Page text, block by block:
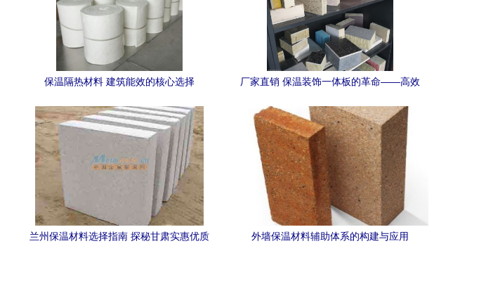
保温隔热材料 建筑能效的核心选择
厂家直销 保温装饰一体板的革命——高效
兰州保温材料选择指南 探秘甘肃实惠优质
外墙保温材料辅助体系的构建与应用